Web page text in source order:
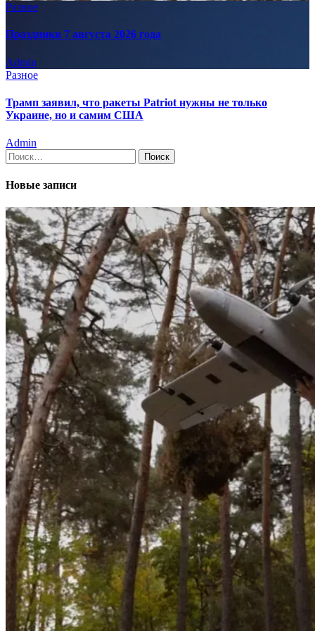
Разное
Праздники 7 августа 2026 года
Admin
Разное
Трамп заявил, что ракеты Patriot нужны не только
Украине, но и самим США
Admin
Найти:
Новые записи